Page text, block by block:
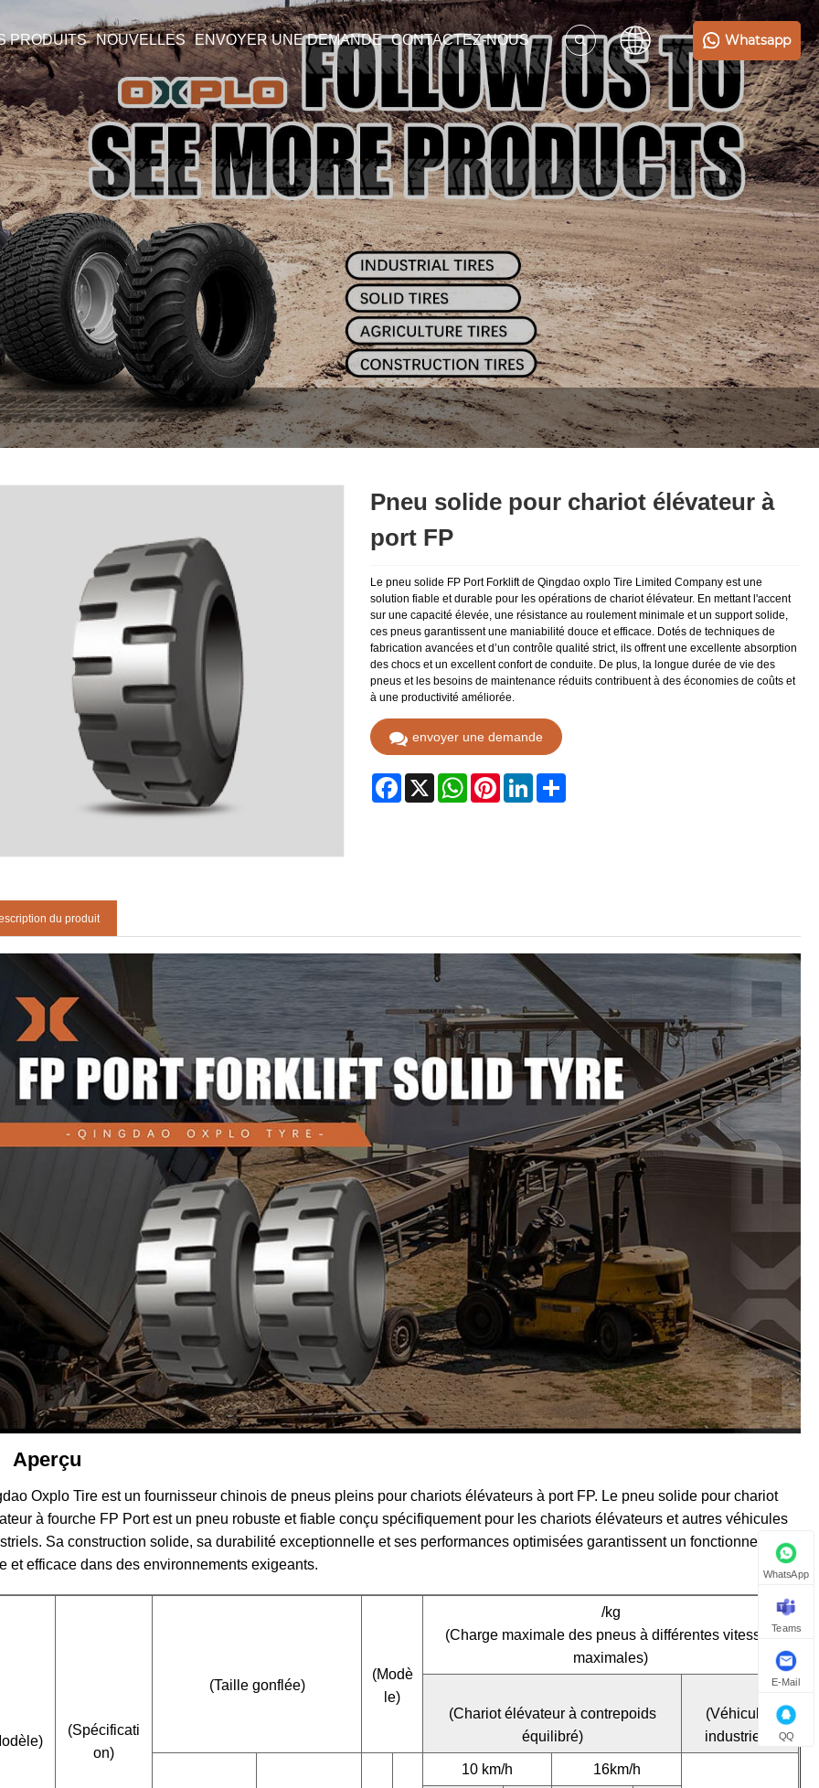
PRODUITS NOUVELLES ENVOYER UNE DEMANDE CONTACTEZ-NOUS Whatsapp
Pneu solide pour chariot élévateur à
port FP
Le pneu solide FP Port Forklift de Qingdao oxplo Tire Limited Company est une
solution fiable et durable pour les opérations de chariot élévateur. En mettant l'accent
sur une capacité élevée, une résistance au roulement minimale et un support solide,
ces pneus garantissent une maniabilité douce et efficace. Dotés de techniques de
fabrication avancées et d’un contrôle qualité strict, ils offrent une excellente absorption
des chocs et un excellent confort de conduite. De plus, la longue durée de vie des
pneus et les besoins de maintenance réduits contribuent à des économies de coûts et
à une productivité améliorée.
envoyer une demande
Facebook WhatsAppPinterestLinkedIn
du produit
Aperçu
Oxplo Tire est un fournisseur chinois de pneus pleins pour chariots élévateurs à port FP. Le pneu solide pour chariot
à fourche FP Port est un pneu robuste et fiable conçu spécifiquement pour les chariots élévateurs et autres véhicules
Sa construction solide, sa durabilité exceptionnelle et ses performances optimisées garantissent un fonctionnement
et efficace dans des environnements exigeants.
(Spécificati
on)
(Taille gonflée)
(Modè
le)
/kg
(Charge maximale des pneus à différentes vitesses
maximales)
(Chariot élévateur à contrepoids
équilibré)
(Véhicules
industriels)
10 km/h 16km/h
WhatsApp
Teams
E-Mail
QQ